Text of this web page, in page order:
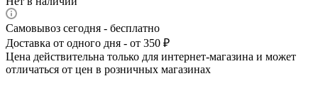
Самовывоз сегодня - бесплатно
Доставка от одного дня - от 350 ₽
Цена действительна только для интернет-магазина и может
отличаться от цен в розничных магазинах